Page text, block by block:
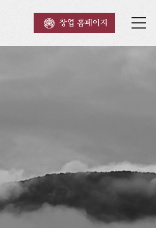
창업 홈페이지